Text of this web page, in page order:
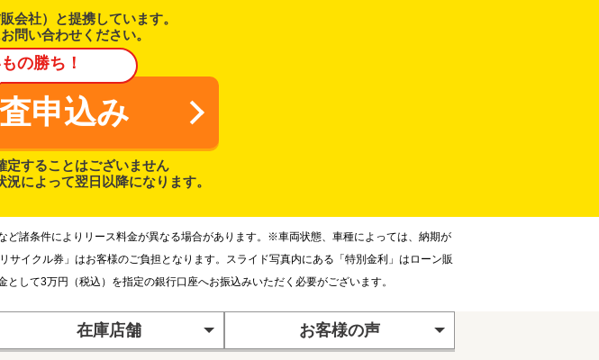
会社）と提携しています。
問い合わせください。
の勝ち！
申込み
することはございません
によって翌日以降になります。
諸条件によりリース料金が異なる場合があります。※車両状態、車種によっては、納期が
イクル券」はお客様のご負担となります。スライド写真内にある「特別金利」はローン販
して3万円（税込）を指定の銀行口座へお振込みいただく必要がございます。
在庫店舗 お客様の声